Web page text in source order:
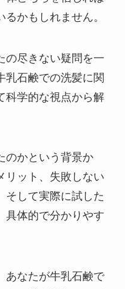
かもしれません。
の尽きない疑問を一
乳石鹸での洗髪に関
科学的な視点から解
のかという背景か
リット、失敗しない
そして実際に試した
具体的で分かりやす
あなたが牛乳石鹸で